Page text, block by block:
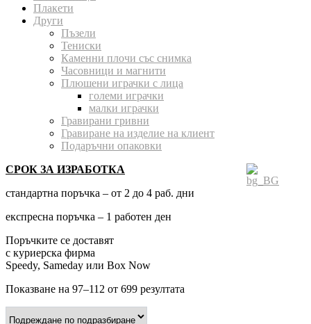
Плакети
Други
Пъзели
Тениски
Каменни плочи със снимка
Часовници и магнити
Плюшени играчки с лица
големи играчки
малки играчки
Гравирани гривни
Гравиране на изделие на клиент
Подаръчни опаковки
СРОК ЗА ИЗРАБОТКА
стандартна поръчка – от 2 до 4 раб. дни
експресна поръчка – 1 работен ден
Поръчките се доставят
с куриерска фирма
Speedy, Sameday или Box Now
Показване на 97–112 от 699 резултата